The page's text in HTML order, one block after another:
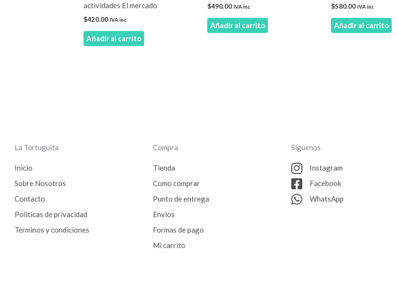
actividades El mercado
$420.00 IVA inc
Añadir al carrito
$490.00 IVA inc
Añadir al carrito
$580.00 IVA inc
Añadir al carrito
La Tortuguita
Inicio
Sobre Nosotros
Contacto
Politicas de privacidad
Términos y condiciones
Compra
Tienda
Como comprar
Punto de entrega
Envios
Formas de pago
Mi carrito
Síguenos
Instagram
Facebook
WhatsApp